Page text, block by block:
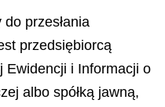
przesłania
przedsiębiorcą
Ewidencji i Informacji o
albo spółką jawną,